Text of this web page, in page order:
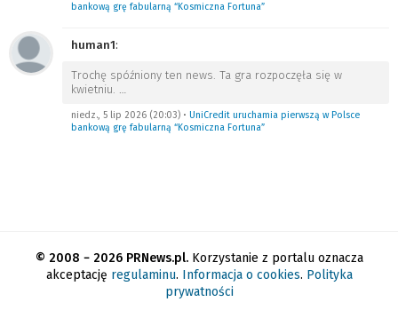
bankową grę fabularną “Kosmiczna Fortuna”
human1:
Trochę spóźniony ten news. Ta gra rozpoczęła się w
kwietniu. …
niedz., 5 lip 2026 (20:03) • UniCredit uruchamia pierwszą w Polsce
bankową grę fabularną “Kosmiczna Fortuna”
© 2008 − 2026 PRNews.pl.Korzystanie z portalu oznacza
akceptację regulaminu. Informacja o cookies. Polityka
prywatności